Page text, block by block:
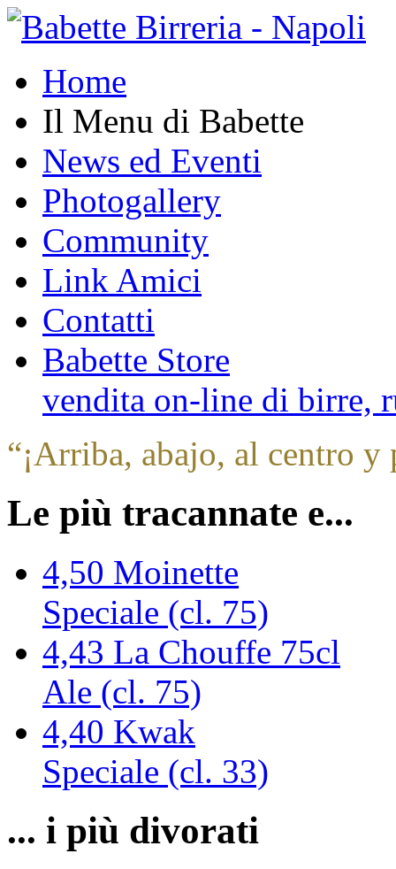
Home
Il Menu di Babette
News ed Eventi
Photogallery
Community
Link Amici
Contatti
Babette Store
vendita on-line di birre,
“¡Arriba, abajo, al centro y
Le più tracannate e...
4,50 Moinette
Speciale (cl. 75)
4,43 La Chouffe 75cl
Ale (cl. 75)
4,40 Kwak
Speciale (cl. 33)
... i più divorati